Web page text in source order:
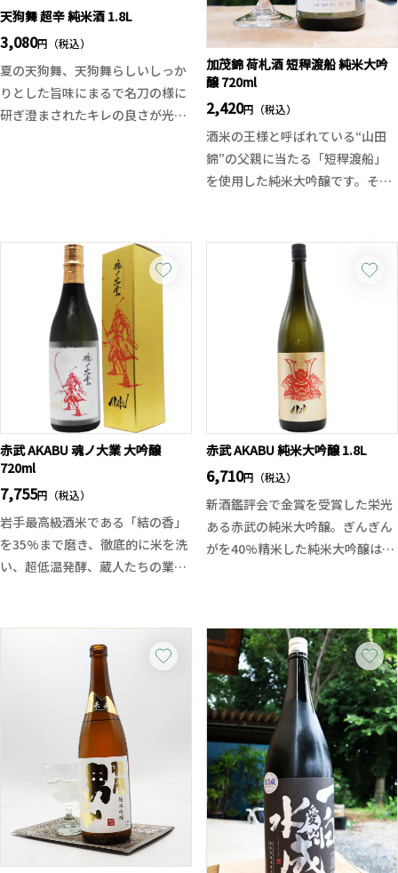
を鑑評会出品酒並みに管理し、長
期低温発酵にて上槽のタイミング
を見極め15度原酒の酒質設計にな
っております。
天狗舞 超辛 純米酒 1.8L
3,080円（税込）
夏の天狗舞、天狗舞らしいしっか
りとした旨味にまるで名刀の様に
研ぎ澄まされたキレの良さが光る
ゆっくり楽しみたいときは氷を浮
かべてロックにしてもお勧めで
す。厚みのある米の旨味、そして
爽快なキレ味はまさに今の季節に
ピッタリの味わいです。
加茂錦 荷札酒 短稈渡船 純米大吟
醸 720ml
2,420円（税込）
酒米の王様と呼ばれている“山田
錦”の父親に当たる「短稈渡船」
を使用した純米大吟醸です。そし
お米個性とフレッシュな野趣をお
楽しみいただければ幸いですとコ
メントを頂いております。穏やか
な米の旨味があり、ややコクのあ
る味わい。加茂錦らしい鮮やかな
香味バランスが良く飲みやすく、
上品な味わいに仕上がっておりま
※加茂錦は仕込むタンク、次期に
より酒米や酒質(しぼりたて、ひや
わります。予めご了承ください。
赤武 AKABU 魂ノ大業 大吟醸
720ml
7,755円（税込）
岩手最高級酒米である「結の香」
を35%まで磨き、徹底的に米を洗
い、超低温発酵、蔵人たちの業に
上品な吟醸香と濃純な旨みが口の
中に広がるAKABU初の大吟醸酒で
その上品な吟醸香と濃純な旨みの
広がり、美しいの一言です。
赤武 AKABU 純米大吟醸 1.8L
6,710円（税込）
新酒鑑評会で金賞を受賞した栄光
ある赤武の純米大吟醸。ぎんぎん
がを40%精米した純米大吟醸は品
やすい酒質に仕上がっています。
盛岡の極寒の時季にて超低温発酵
によりゆっくりと醸したことによ
り、素晴らしい味わいに仕上がっ
ております。